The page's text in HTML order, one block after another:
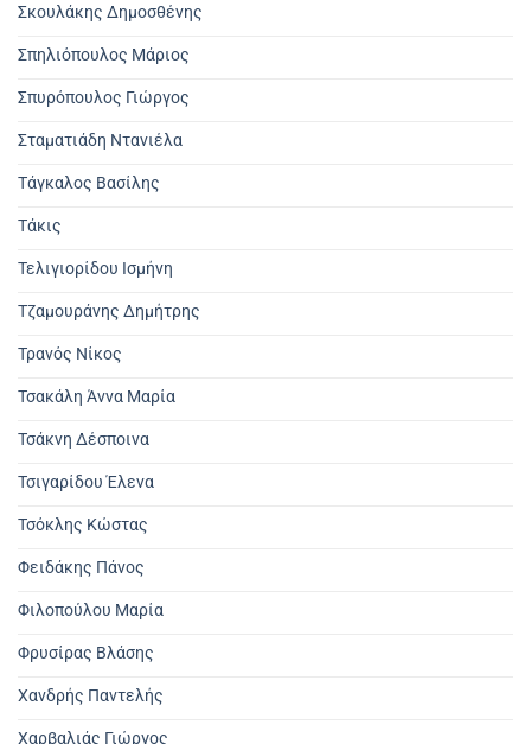
Σκουλάκης Δημοσθένης
Σπηλιόπουλος Μάριος
Σπυρόπουλος Γιώργος
Σταματιάδη Ντανιέλα
Τάγκαλος Βασίλης
Τάκις
Τελιγιορίδου Ισμήνη
Τζαμουράνης Δημήτρης
Τρανός Νίκος
Τσακάλη Άννα Μαρία
Τσάκνη Δέσποινα
Τσιγαρίδου Έλενα
Τσόκλης Κώστας
Φειδάκης Πάνος
Φιλοπούλου Μαρία
Φρυσίρας Βλάσης
Χανδρής Παντελής
Χαρβαλιάς Γιώργος